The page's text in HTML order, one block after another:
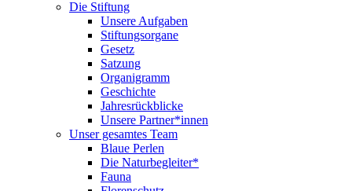
Die Stiftung
Unsere Aufgaben
Stiftungsorgane
Gesetz
Satzung
Organigramm
Geschichte
Jahresrückblicke
Unsere Partner*innen
Unser gesamtes Team
Blaue Perlen
Die Naturbegleiter*
Fauna